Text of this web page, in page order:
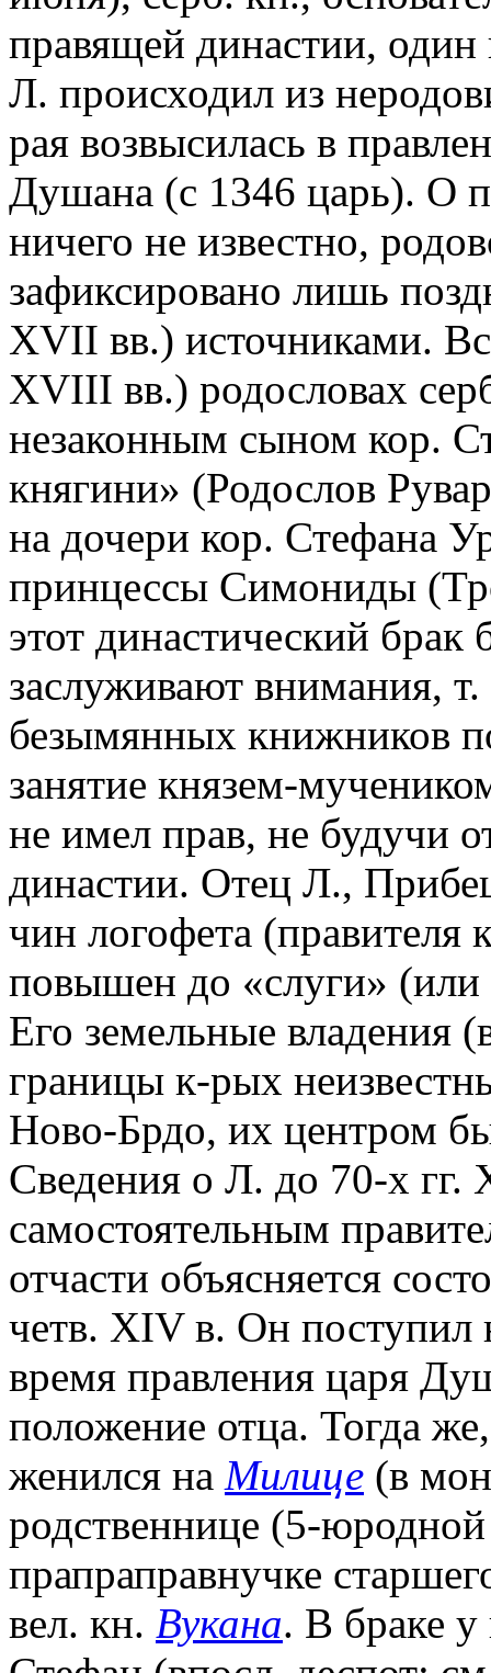
правящей династии,
Л. происходил из
рая возвысилась в
Душана (с 1346 царь). О
ничего не известно,
зафиксировано лишь
XVII вв.) источниками.
XVIII вв.) родословах
незаконным сыном кор.
княгини» (Родослов
на дочери кор. Стефана
принцессы Симониды
этот династический
заслуживают внимания,
безымянных книжников
занятие князем-
не имел прав, не будучи
династии. Отец Л.,
чин логофета (правителя
повышен до «слуги» (или
Его земельные владения
границы к-рых
Ново-Брдо, их центром
Сведения о Л. до 70-х гг.
самостоятельным
отчасти объясняется
четв. XIV в. Он
время правления царя
положение отца. Тогда
женился на Милице (в
родственнице (5-
прапраправнучке
вел. кн. Вукана. В браке